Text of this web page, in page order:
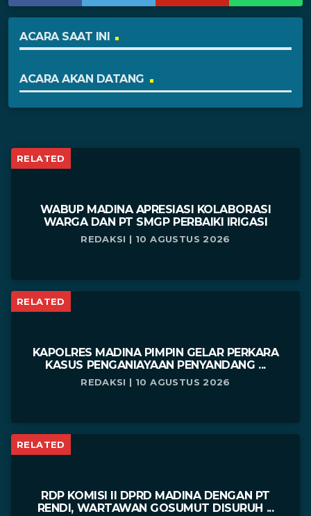
ACARA SAAT INI
ACARA AKAN DATANG
RELATED
WABUP MADINA APRESIASI KOLABORASI
WARGA DAN PT SMGP PERBAIKI IRIGASI
REDAKSI | 10 AGUSTUS 2026
RELATED
KAPOLRES MADINA PIMPIN GELAR PERKARA
KASUS PENGANIAYAAN PENYANDANG ...
REDAKSI | 10 AGUSTUS 2026
RELATED
RDP KOMISI II DPRD MADINA DENGAN PT
RENDI, WARTAWAN GOSUMUT DISURUH ...